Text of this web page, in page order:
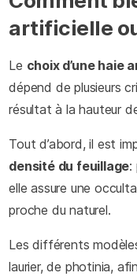
artificielle
Le choix d’une haie
dépend de plusieurs
résultat à la hauteur
Tout d’abord, il est
densité du feuillage:
elle assure une
proche du naturel.
Les différents
laurier, de photinia,